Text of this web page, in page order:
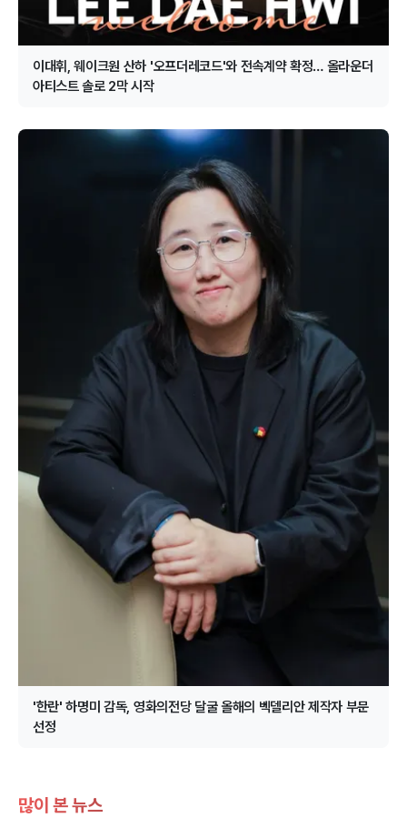
이대휘, 웨이크원 산하 '오프더레코드'와 전속계약 확정… 올라운더
아티스트 솔로 2막 시작
'한란' 하명미 감독, 영화의전당 달굴 올해의 벡델리안 제작자 부문
선정
많이 본 뉴스